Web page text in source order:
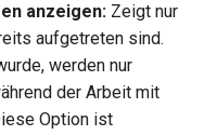
anzeigen: Zeigt nur
aufgetreten sind.
werden nur
der Arbeit mit
Option ist